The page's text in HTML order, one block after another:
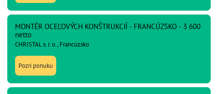
MONTÉR OCEĽOVÝCH KONŠTRUKCIÍ - FRANCÚZSKO - 3 600
netto
CHRISTAL s. r. o., Francúzsko
Pozri ponuku